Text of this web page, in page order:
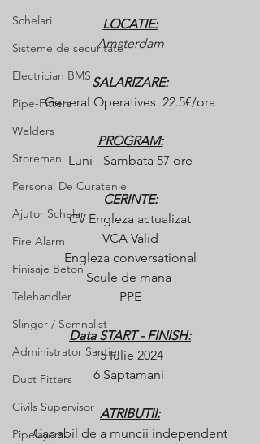
Schelari
Sisteme de securitate
Electrician BMS
Pipe-Fitters
Welders
Storeman
Personal De Curatenie
Ajutor Schelar
Fire Alarm
Finisaje Beton
Telehandler
Slinger / Semnalist
Administrator Santier
Duct Fitters
Civils Supervisor
Pipelayers
LOCATIE:
Amsterdam
SALARIZARE:
General Operatives  22.5€/ora
PROGRAM:
Luni - Sambata 57 ore
CERINTE:
CV Engleza actualizat
VCA Valid
Engleza conversational
Scule de mana
PPE
Data START - FINISH:
15 Iulie 2024
6 Saptamani
ATRIBUTII:
Capabil de a muncii independent